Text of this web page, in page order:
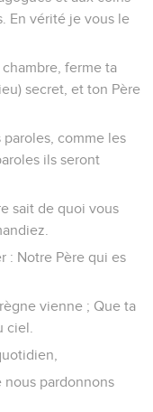
En vérité je vous le
ferme ta
secret, et ton Père
comme les
ils seront
sait de quoi vous
: Notre Père qui es
vienne ; Que ta
ciel.
nous pardonnons